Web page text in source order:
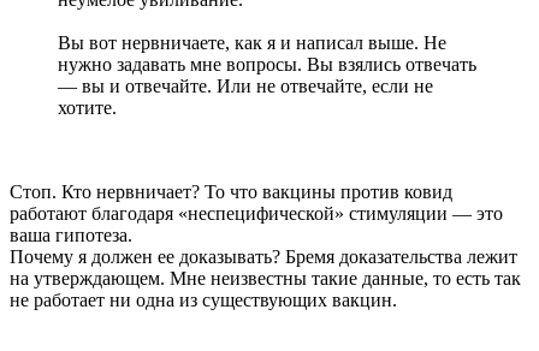
Вы вот нервничаете, как я и написал выше. Не
нужно задавать мне вопросы. Вы взялись отвечать
— вы и отвечайте. Или не отвечайте, если не
хотите.
Стоп. Кто нервничает? То что вакцины против ковид
работают благодаря «неспецифической» стимуляции — это
ваша гипотеза.
Почему я должен ее доказывать? Бремя доказательства лежит
на утверждающем. Мне неизвестны такие данные, то есть так
не работает ни одна из существующих вакцин.